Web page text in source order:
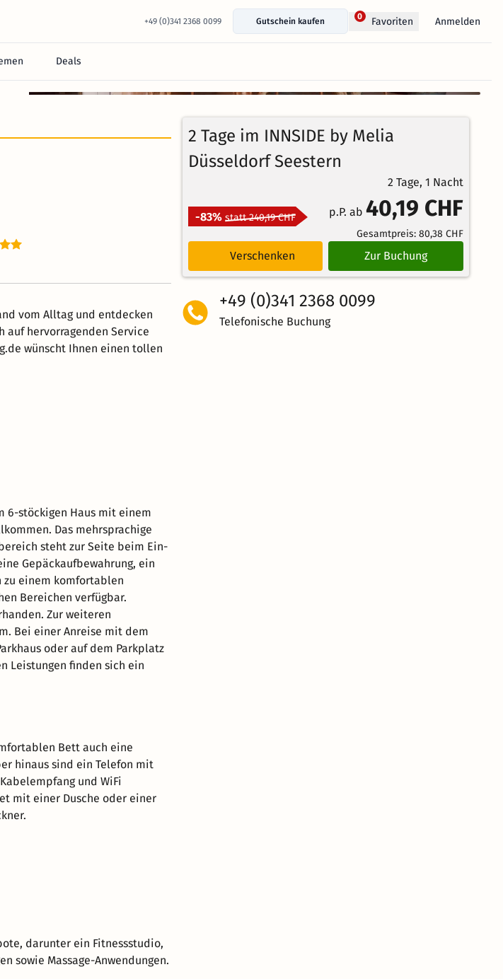
+49 (0)341 2368 0099 Gutschein kaufen
0 Favoriten Anmelden
Deals
vom Alltag und entdecken
auf hervorragenden Service
wünscht Ihnen einen tollen
6-stöckigen Haus mit einem
Das mehrsprachige
steht zur Seite beim Ein-
Gepäckaufbewahrung, ein
zu einem komfortablen
Bereichen verfügbar.
Zur weiteren
Bei einer Anreise mit dem
oder auf dem Parkplatz
Leistungen finden sich ein
Bett auch eine
hinaus sind ein Telefon mit
und WiFi
mit einer Dusche oder einer
darunter ein Fitnessstudio,
sowie Massage-Anwendungen.
2 Tage im INNSIDE by Melia
Düsseldorf Seestern
2 Tage, 1 Nacht
-83% statt 240,19 CHF p.P. ab 40,19 CHF
Gesamtpreis: 80,38 CHF
Verschenken Zur Buchung
+49 (0)341 2368 0099
Telefonische Buchung